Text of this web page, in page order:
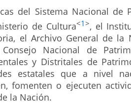
del Sistema Nacional de
de Cultura<1>, el
el Archivo General de la
Nacional de
y Distritales de
estatales que a nivel
fomenten o ejecuten
la Nación.